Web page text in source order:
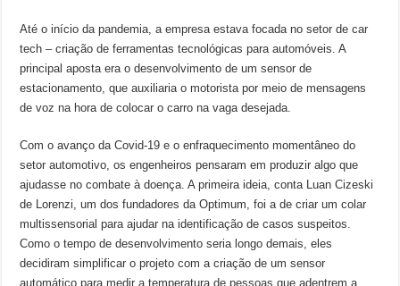
Até o início da pandemia, a empresa estava focada no setor de car
tech – criação de ferramentas tecnológicas para automóveis. A
principal aposta era o desenvolvimento de um sensor de
estacionamento, que auxiliaria o motorista por meio de mensagens
de voz na hora de colocar o carro na vaga desejada.
Com o avanço da Covid-19 e o enfraquecimento momentâneo do
setor automotivo, os engenheiros pensaram em produzir algo que
ajudasse no combate à doença. A primeira ideia, conta Luan Cizeski
de Lorenzi, um dos fundadores da Optimum, foi a de criar um colar
multissensorial para ajudar na identificação de casos suspeitos.
Como o tempo de desenvolvimento seria longo demais, eles
decidiram simplificar o projeto com a criação de um sensor
automático para medir a temperatura de pessoas que adentrem a